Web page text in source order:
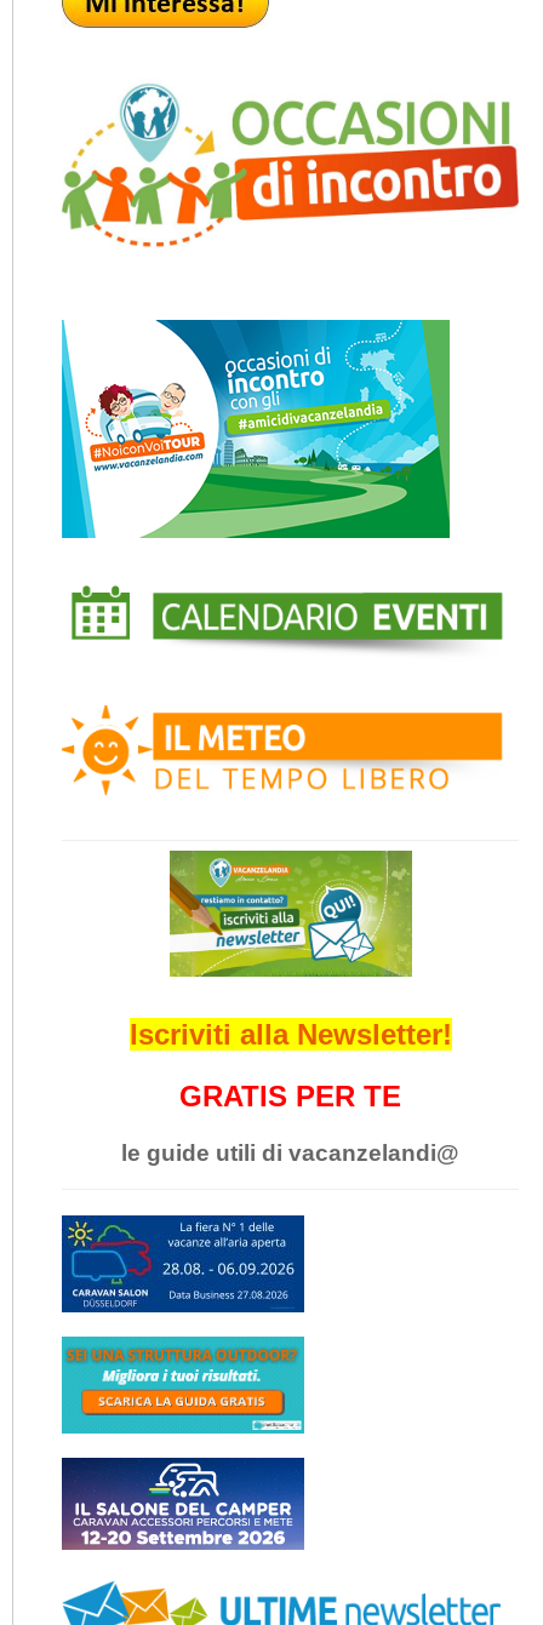
Iscriviti alla Newsletter!
GRATIS PER TE
le guide utili di vacanzelandi@